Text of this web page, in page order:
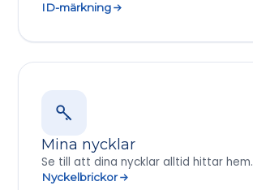
ID-märkning
Mina nycklar
Se till att dina nycklar alltid hittar hem.
Nyckelbrickor